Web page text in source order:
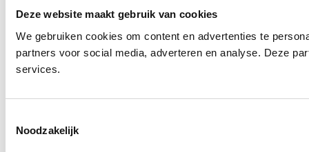
Deze website maakt gebruik van cookies
We gebruiken cookies om content en advertenties te
partners voor social media, adverteren en analyse. Deze
services.
Noodzakelijk